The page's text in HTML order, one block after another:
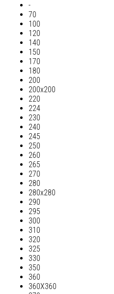
-
70
100
120
140
150
170
180
200
200х200
220
224
230
240
245
250
260
265
270
280
280х280
290
295
300
310
320
325
330
350
360
360Х360